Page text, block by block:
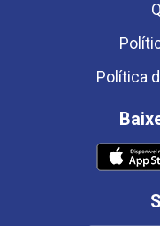
Política